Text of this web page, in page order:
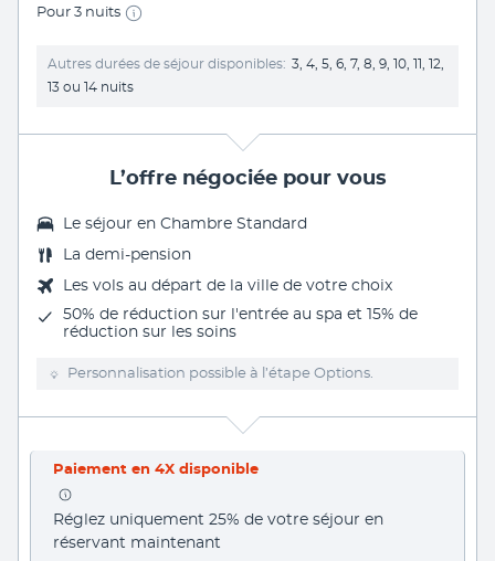
Pour 3 nuits
Autres durées de séjour disponibles
3, 4, 5, 6, 7, 8, 9, 10, 11, 12,
13 ou 14 nuits
L’offre négociée pour vous
Le séjour en Chambre Standard
La demi-pension
Les vols au départ de la ville de votre choix
50% de réduction sur l'entrée au spa et 15% de
réduction sur les soins
Personnalisation possible à l’étape Options.
Paiement en 4X disponible
Réglez uniquement 25% de votre séjour en
réservant maintenant